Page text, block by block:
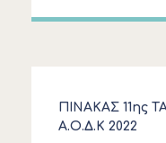
ΠΙΝΑΚΑΣ 11ης
Α.Ο.Δ.Κ 2022